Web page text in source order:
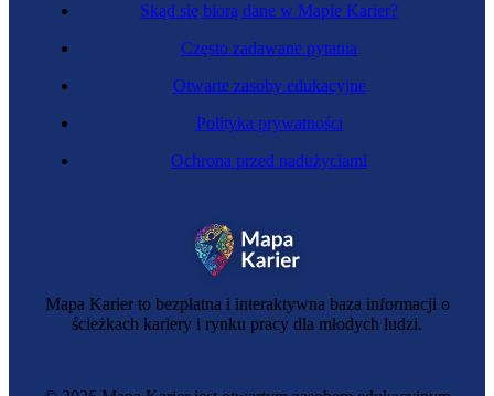
Mapa Karier to bezpłatna i interaktywna baza informacji o
ścieżkach kariery i rynku pracy dla młodych ludzi.
Skąd się biorą dane w Mapie Karier?
Często zadawane pytania
Otwarte zasoby edukacyjne
Polityka prywatności
Ochrona przed nadużyciami